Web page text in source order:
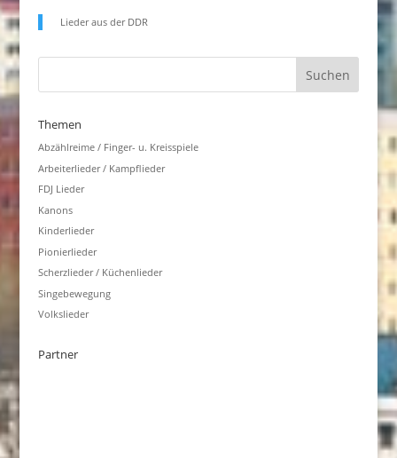
Lieder aus der DDR
Themen
Abzählreime / Finger- u. Kreisspiele
Arbeiterlieder / Kampflieder
FDJ Lieder
Kanons
Kinderlieder
Pionierlieder
Scherzlieder / Küchenlieder
Singebewegung
Volkslieder
Partner